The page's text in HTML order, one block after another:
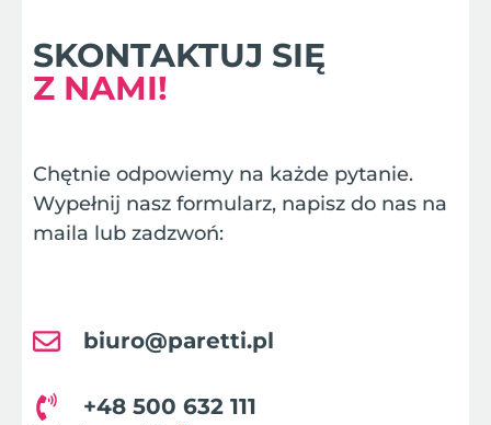
SKONTAKTUJ SIĘ
Z NAMI!
Chętnie odpowiemy na każde pytanie.
Wypełnij nasz formularz, napisz do nas na
maila lub zadzwoń:
biuro@paretti.pl
+48 500 632 111